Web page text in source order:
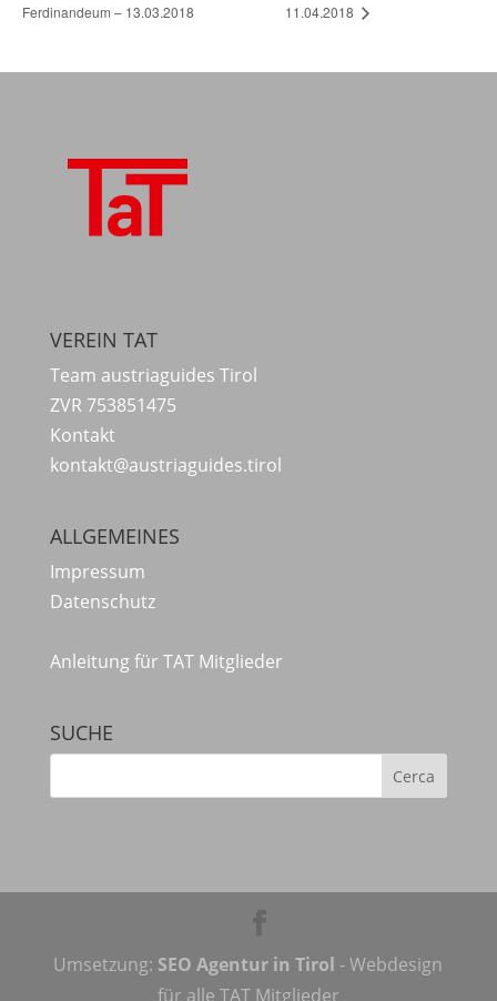
Ferdinandeum – 13.03.2018
11.04.2018
VEREIN TAT
Team austriaguides Tirol
ZVR 753851475
Kontakt
kontakt@austriaguides.tirol
ALLGEMEINES
Impressum
Datenschutz
Anleitung für TAT Mitglieder
SUCHE
Umsetzung: SEO Agentur in Tirol - Webdesign
für alle TAT Mitglieder